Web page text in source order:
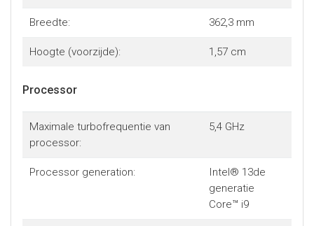
Breedte: 362,3 mm
Hoogte (voorzijde): 1,57 cm
Processor
Maximale turbofrequentie van
processor:
5,4 GHz
Processor generation:
Intel® 13de
generatie
Core™ i9